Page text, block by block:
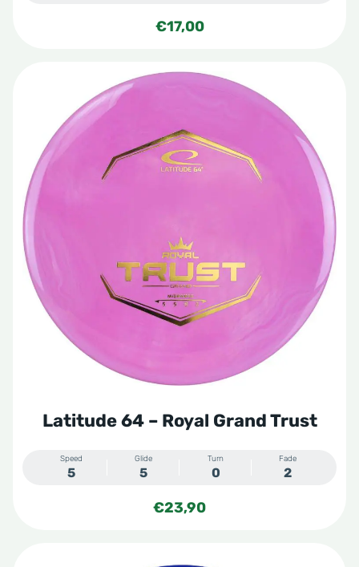
€17,00
Latitude 64 – Royal Grand Trust
Speed
5
Glide
5
Turn
0
Fade
2
€23,90